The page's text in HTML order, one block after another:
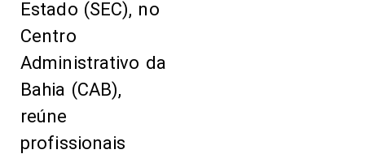
Estado (SEC), no
Centro
Administrativo da
Bahia (CAB),
reúne
profissionais